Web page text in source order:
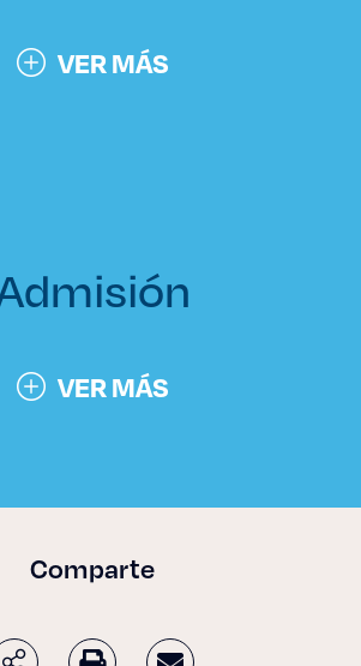
VER MÁS
VER MÁS
Comparte